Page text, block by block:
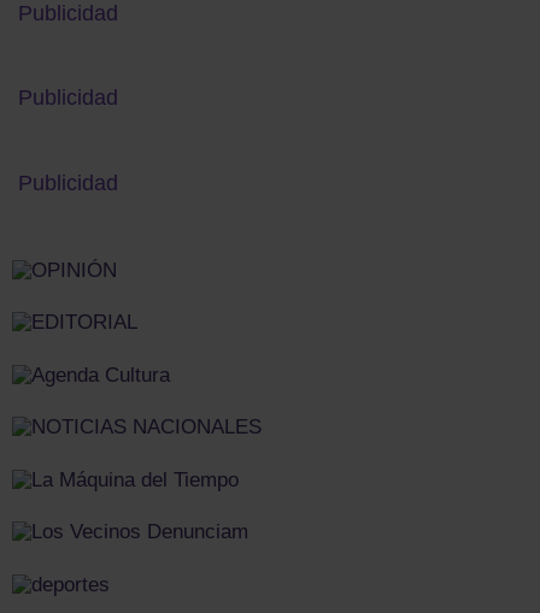
Publicidad
Publicidad
Publicidad